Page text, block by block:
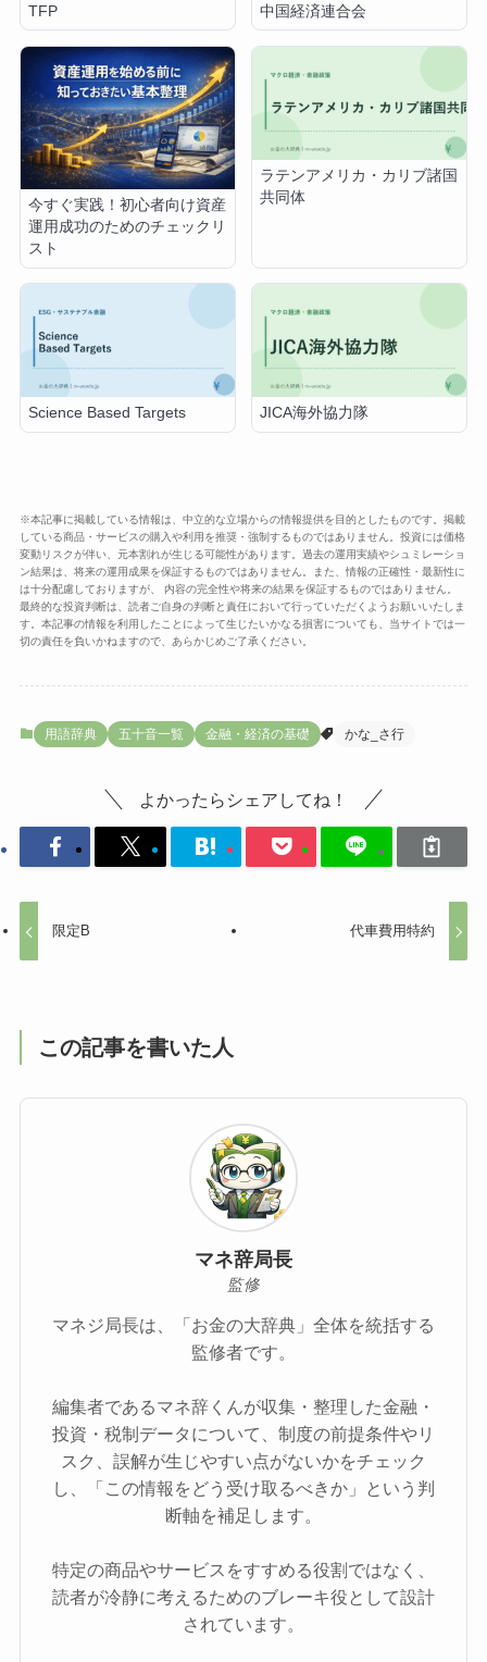
TFP 中国経済連合会
今すぐ実践！初心者向け資産
運用成功のためのチェックリ
スト
ラテンアメリカ・カリブ諸国
共同体
Science Based Targets JICA海外協力隊
※本記事に掲載している情報は、中立的な立場からの情報提供を目的としたものです。掲載
している商品・サービスの購入や利用を推奨・強制するものではありません。投資には価格
変動リスクが伴い、元本割れが生じる可能性があります。過去の運用実績やシュミレーショ
ン結果は、将来の運用成果を保証するものではありません。また、情報の正確性・最新性に
は十分配慮しておりますが、 内容の完全性や将来の結果を保証するものではありません。
最終的な投資判断は、読者ご自身の判断と責任において行っていただくようお願いいたしま
す。本記事の情報を利用したことによって生じたいかなる損害についても、当サイトでは一
切の責任を負いかねますので、あらかじめご了承ください。
用語辞典 五十音一覧 金融・経済の基礎 かな_さ行
よかったらシェアしてね！
限定B 代車費用特約
この記事を書いた人
マネ辞局長
監修
マネジ局長は、「お金の大辞典」全体を統括する
監修者です。
編集者であるマネ辞くんが収集・整理した金融・
投資・税制データについて、制度の前提条件やリ
スク、誤解が生じやすい点がないかをチェック
し、「この情報をどう受け取るべきか」という判
断軸を補足します。
特定の商品やサービスをすすめる役割ではなく、
読者が冷静に考えるためのブレーキ役として設計
されています。